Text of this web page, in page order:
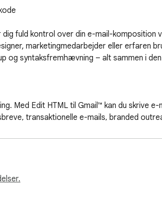
fuld kontrol over din e-mail-komposition
marketingmedarbejder eller erfaren
og syntaksfremhævning – alt sammen i
Med Edit HTML til Gmail™ kan du skrive e-
transaktionelle e-mails, branded
gør det nemt at få øje på tags,
tekniske brugere.